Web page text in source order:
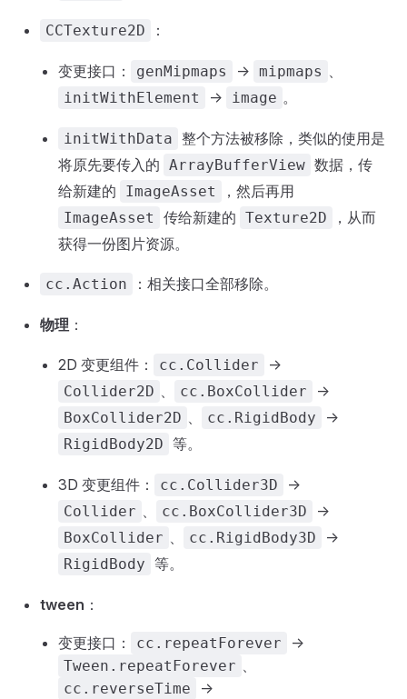
CCTexture2D ：
变更接口： genMipmaps -> mipmaps 、
initWithElement -> image 。
initWithData 整个方法被移除，类似的使用是
将原先要传入的 ArrayBufferView 数据，传
给新建的
ImageAsset ，然后再用
ImageAsset 传给新建的 Texture2D
，从而
获得一份图片资源。
cc.Action ：相关接口全部移除。
物理 ：
2D 变更组件： cc.Collider ->
Collider2D 、 cc.BoxCollider ->
BoxCollider2D 、 cc.RigidBody ->
RigidBody2D 等。
3D 变更组件： cc.Collider3D ->
Collider 、 cc.BoxCollider3D ->
BoxCollider 、 cc.RigidBody3D ->
RigidBody 等。
tween ：
变更接口： cc.repeatForever ->
Tween.repeatForever 、
cc.reverseTime ->